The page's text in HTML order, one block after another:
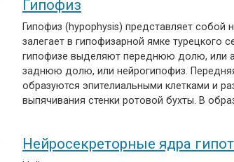
Гипофиз
Гипофиз (hypophysis) представляет собой
залегает в гипофизарной ямке турецкого
гипофизе выделяют переднюю долю, или
заднюю долю, или нейрогипофиз.
образуются эпителиальными клетками и
выпячивания стенки ротовой бухты. В
Нейросекреторные ядра